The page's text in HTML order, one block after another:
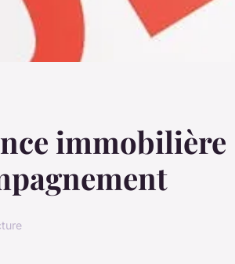
immobilière